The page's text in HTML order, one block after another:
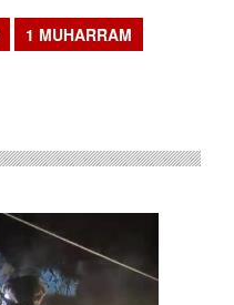
1 MUHARRAM